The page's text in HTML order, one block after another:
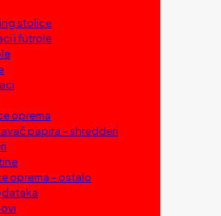
stolice
i futrole
oprema
papira – shredderi
oprema – ostalo